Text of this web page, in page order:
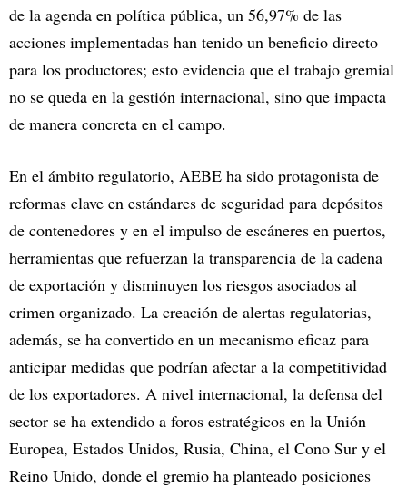
de la agenda en política pública, un 56,97% de las
acciones implementadas han tenido un beneficio directo
para los productores; esto evidencia que el trabajo gremial
no se queda en la gestión internacional, sino que impacta
de manera concreta en el campo.
En el ámbito regulatorio, AEBE ha sido protagonista de
reformas clave en estándares de seguridad para depósitos
de contenedores y en el impulso de escáneres en puertos,
herramientas que refuerzan la transparencia de la cadena
de exportación y disminuyen los riesgos asociados al
crimen organizado. La creación de alertas regulatorias,
además, se ha convertido en un mecanismo eficaz para
anticipar medidas que podrían afectar a la competitividad
de los exportadores. A nivel internacional, la defensa del
sector se ha extendido a foros estratégicos en la Unión
Europea, Estados Unidos, Rusia, China, el Cono Sur y el
Reino Unido, donde el gremio ha planteado posiciones